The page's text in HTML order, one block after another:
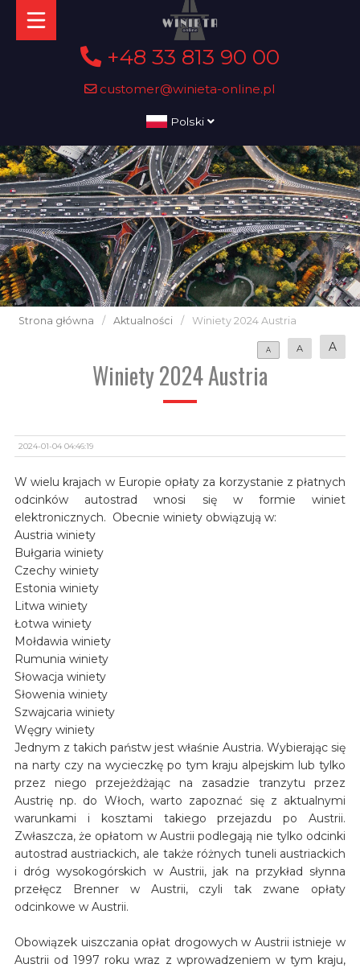
+48 33 813 90 00
customer@winieta-online.pl
Polski
Strona główna / Aktualności / Winiety 2024 Austria
A A A
Winiety 2024 Austria
2024-01-04 04:46:19
W wielu krajach w Europie opłaty za korzystanie z płatnych
odcinków autostrad wnosi się w formie winiet
elektronicznych. Obecnie winiety obwiązują w:
Austria winiety
Bułgaria winiety
Czechy winiety
Estonia winiety
Litwa winiety
Łotwa winiety
Mołdawia winiety
Rumunia winiety
Słowacja winiety
Słowenia winiety
Szwajcaria winiety
Węgry winiety
Jednym z takich państw jest właśnie Austria. Wybierając się
na narty czy na wycieczkę po tym kraju alpejskim lub tylko
przez niego przejeżdżając na zasadzie tranzytu przez
Austrię np. do Włoch, warto zapoznać się z aktualnymi
warunkami i kosztami takiego przejazdu po Austrii.
Zwłaszcza, że opłatom w Austrii podlegają nie tylko odcinki
autostrad austriackich, ale także różnych tuneli austriackich
i dróg wysokogórskich w Austrii, jak na przykład słynna
przełęcz Brenner w Austrii, czyli tak zwane opłaty
odcinkowe w Austrii.
Obowiązek uiszczania opłat drogowych w Austrii istnieje w
Austrii od 1997 roku wraz z wprowadzeniem w tym kraju,